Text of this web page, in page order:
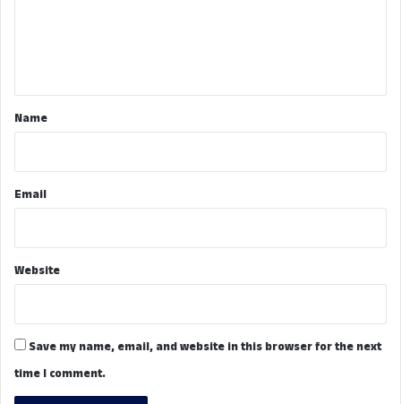
*Name
Email
Website
Save my name, email, and website in this browser for the next
time I comment.